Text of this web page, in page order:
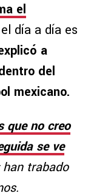
el
día a día es
a
del
mexicano.
que no creo
se ve
han trabado